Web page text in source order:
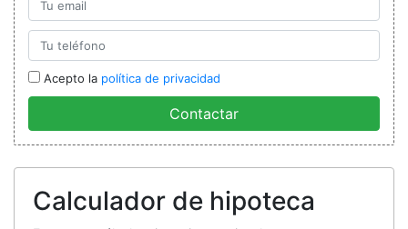
Acepto la política de privacidad
Contactar
Calculador de hipoteca